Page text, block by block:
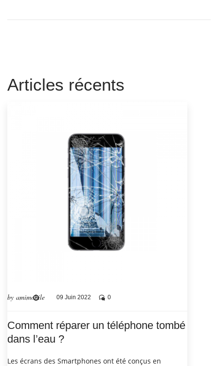
Articles récents
by amimobile 09 Juin 2022 0
Comment réparer un téléphone tombé
dans l’eau ?
Les écrans des Smartphones ont été conçus en